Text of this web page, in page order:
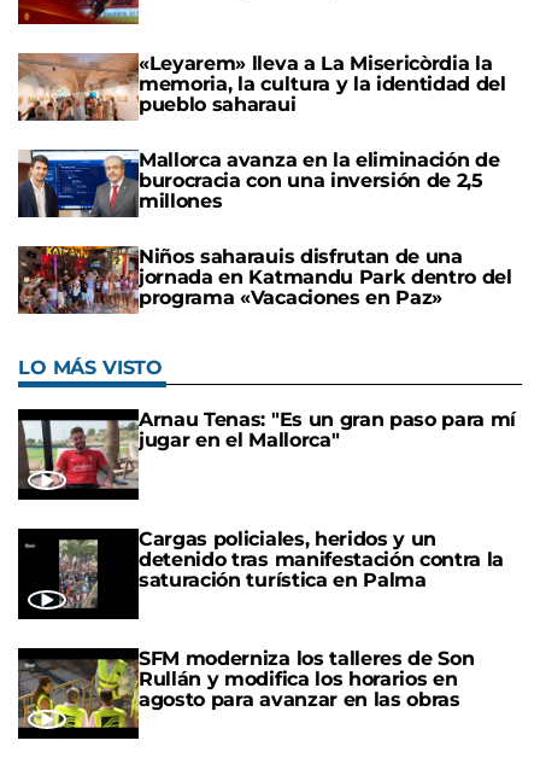
«Leyarem» lleva a La Misericòrdia la
memoria, la cultura y la identidad del
pueblo saharaui
Mallorca avanza en la eliminación de
burocracia con una inversión de 2,5
millones
Niños saharauis disfrutan de una
jornada en Katmandu Park dentro del
programa «Vacaciones en Paz»
LO MÁS VISTO
Arnau Tenas: "Es un gran paso para mí
jugar en el Mallorca"
Cargas policiales, heridos y un
detenido tras manifestación contra la
saturación turística en Palma
SFM moderniza los talleres de Son
Rullán y modifica los horarios en
agosto para avanzar en las obras